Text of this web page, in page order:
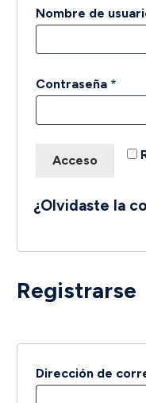
Nombre de
Contraseña *
Acceso
¿Olvidaste la
Registrarse
Dirección de